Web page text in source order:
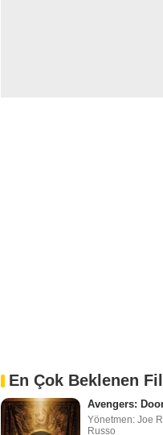
En Çok Beklenen
Avengers:
Yönetmen: Joe
Russo